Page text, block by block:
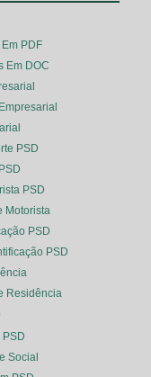
PDF
Em DOC
PSD
PSD
Motorista
PSD
PSD
Residência
Social